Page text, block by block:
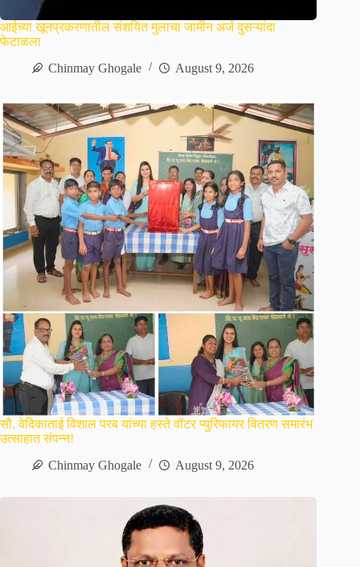
आईच्या खूनप्रकरणातील संशयित मुलाचा जामीन अर्ज दुसऱ्यांदा
फेटाळला
Chinmay Ghogale
August 9, 2026
सौ. वेदिकाताई विशाल परब यांच्या हस्ते वॉटर प्युरिफायर वितरण समारंभ
उत्साहात संपन्न!
Chinmay Ghogale
August 9, 2026